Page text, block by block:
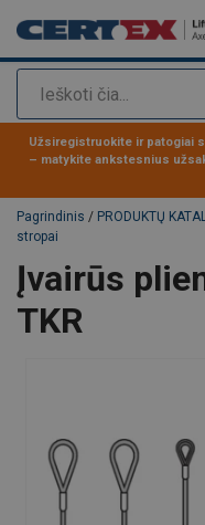
Paieška
Produktas buvo pridėtas
Užsiregistruokite ir patogiai
– matykite ankstesnius
Pagrindinis / PRODUKTŲ
stropai
Įvairūs
TKR